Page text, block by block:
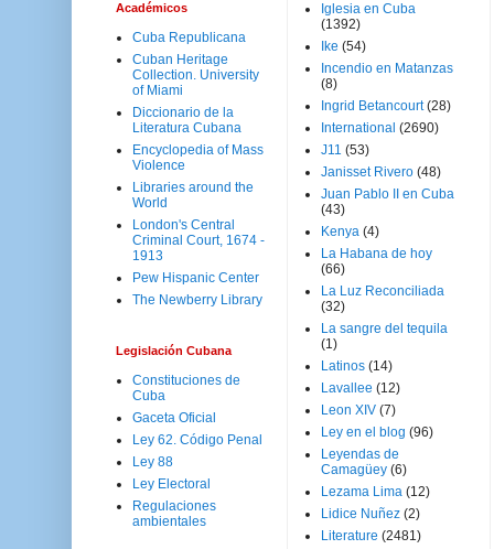
Académicos
Cuba Republicana
Cuban Heritage
Collection. University
of Miami
Diccionario de la
Literatura Cubana
Encyclopedia of Mass
Violence
Libraries around the
World
London's Central
Criminal Court, 1674 -
1913
Pew Hispanic Center
The Newberry Library
Legislación Cubana
Constituciones de
Cuba
Gaceta Oficial
Ley 62. Código Penal
Ley 88
Ley Electoral
Regulaciones
ambientales
Iglesia en Cuba
(1392)
Ike (54)
Incendio en Matanzas
(8)
Ingrid Betancourt (28)
International (2690)
J11 (53)
Janisset Rivero (48)
Juan Pablo II en Cuba
(43)
Kenya (4)
La Habana de hoy
(66)
La Luz Reconciliada
(32)
La sangre del tequila
(1)
Latinos (14)
Lavallee (12)
Leon XIV (7)
Ley en el blog (96)
Leyendas de
Camagüey (6)
Lezama Lima (12)
Lidice Nuñez (2)
Literature (2481)